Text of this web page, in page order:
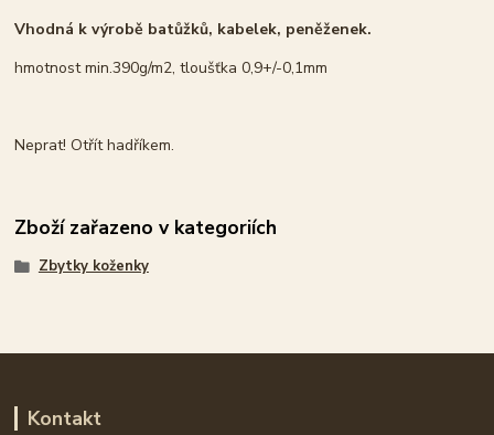
Vhodná k výrobě batůžků, kabelek, peněženek.
hmotnost min.390g/m2, tloušťka 0,9+/-0,1mm
Neprat! Otřít hadříkem.
Zboží zařazeno v kategoriích
Zbytky koženky
Kontakt